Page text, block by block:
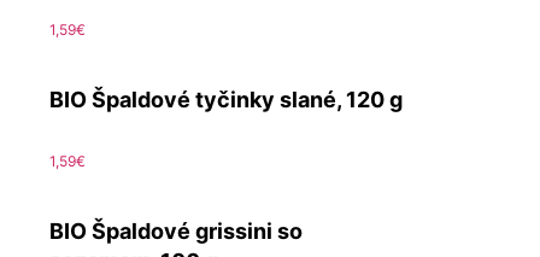
1,59€
BIO Špaldové tyčinky slané, 120 g
1,59€
BIO Špaldové grissini so